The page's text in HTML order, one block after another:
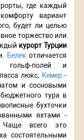
где каждый
вариант
будет ли целью
торжество или
курорт Турции
Белек отличается
гольф-полей и
люкс, Кемер -
и сосновыми
тура в
бухточки
яхтами -
Чаще всего это
состоятельными